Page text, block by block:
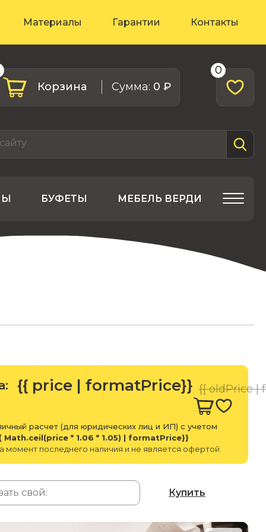
Материалы Гарантии Контакты
Корзина Cумма: 0 ₽
0
БУФЕТЫ МЕБЕЛЬ ВЕРДИ
{{ price | formatPrice}} {{ oldPrice |
расчет (для юридических лиц и ИП) с учетом
Math.ceil(price * 1.06 * 1.05) | formatPrice}}
момент последнего наличия и не является офертой.
Купить